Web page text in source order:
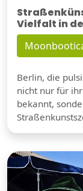
Vielfalt in
Berlin, die
nicht nur für
bekannt,